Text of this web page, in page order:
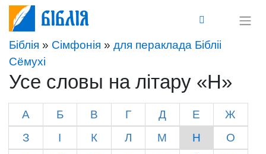
Біблія
Біблія » Сімфонія » для пераклада Бібліі
Сёмухі
Усе словы на літару «Н»
А Б В Г Д Е
Ж
З
І К Л М Н
О